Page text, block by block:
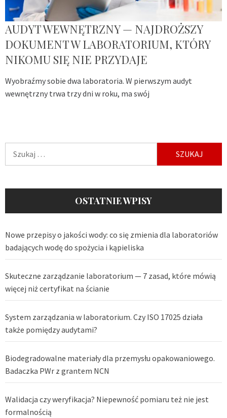
AUDYT WEWNĘTRZNY — NAJDROŻSZY
DOKUMENT W LABORATORIUM, KTÓRY
NIKOMU SIĘ NIE PRZYDAJE
Wyobraźmy sobie dwa laboratoria. W pierwszym audyt
wewnętrzny trwa trzy dni w roku, ma swój
OSTATNIE WPISY
Nowe przepisy o jakości wody: co się zmienia dla laboratoriów
badających wodę do spożycia i kąpieliska
Skuteczne zarządzanie laboratorium — 7 zasad, które mówią
więcej niż certyfikat na ścianie
System zarządzania w laboratorium. Czy ISO 17025 działa
także pomiędzy audytami?
Biodegradowalne materiały dla przemysłu opakowaniowego.
Badaczka PWr z grantem NCN
Walidacja czy weryfikacja? Niepewność pomiaru też nie jest
formalnością